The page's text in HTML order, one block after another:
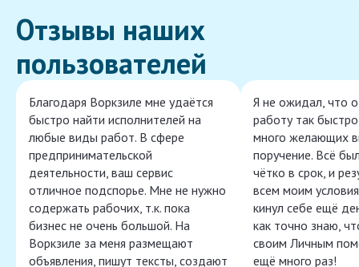
Отзывы наших
пользователей
Благодаря Воркзиле мне удаётся
быстро найти исполнителей на
любые виды работ. В сфере
предпринимательской
деятельности, ваш сервис
отличное подспорье. Мне не нужно
содержать рабочих, т.к. пока
бизнес не очень большой. На
Воркзиле за меня размещают
объявления, пишут тексты, создают
Я не ожидал, что
работу так
много желающих
поручение. Всё
чётко в срок, и
всем моим
кинул себе ещё
как точно знаю,
своим Личным
ещё много раз!